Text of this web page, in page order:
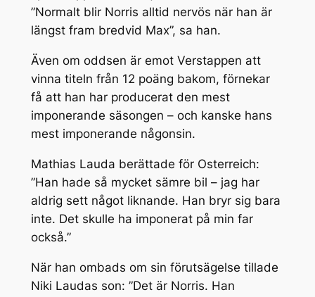
”Normalt blir Norris alltid nervös när han är
längst fram bredvid Max”, sa han.
Även om oddsen är emot Verstappen att
vinna titeln från 12 poäng bakom, förnekar
få att han har producerat den mest
imponerande säsongen – och kanske hans
mest imponerande någonsin.
Mathias Lauda berättade för Osterreich:
”Han hade så mycket sämre bil – jag har
aldrig sett något liknande. Han bryr sig bara
inte. Det skulle ha imponerat på min far
också.”
När han ombads om sin förutsägelse tillade
Niki Laudas son: ”Det är Norris. Han